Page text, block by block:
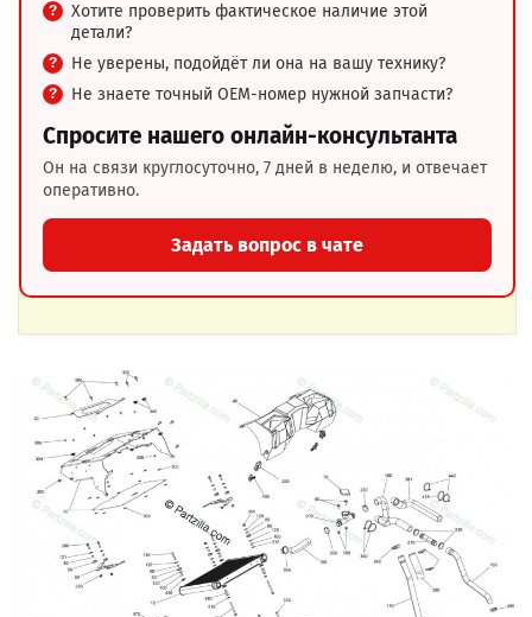
Хотите проверить фактическое наличие этой
детали?
Не уверены, подойдёт ли она на вашу технику?
Не знаете точный OEM-номер нужной запчасти?
Спросите нашего онлайн-консультанта
Он на связи круглосуточно, 7 дней в неделю, и отвечает
оперативно.
Задать вопрос в чате